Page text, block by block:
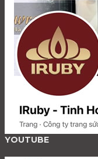
YOUTUBE